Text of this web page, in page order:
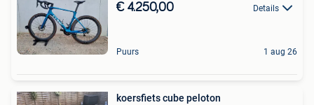
€ 4.250,00 Details
Puurs 1 aug 26
koersfiets cube peloton